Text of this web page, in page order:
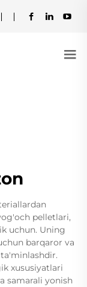
pelletlari,
uchun. Uning
barqaror va
xususiyatlari
samarali yonish